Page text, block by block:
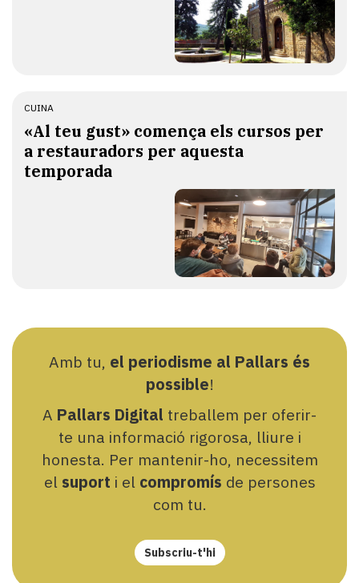
CUINA
«Al teu gust» comença els cursos per
a restauradors per aquesta
temporada
Amb tu, el periodisme al Pallars és
possible!
A Pallars Digital treballem per oferir-
te una informació rigorosa, lliure i
honesta. Per mantenir-ho, necessitem
el suport i el compromís de persones
com tu.
Subscriu-t'hi